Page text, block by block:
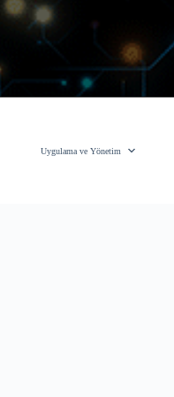
Uygulama ve Yönetim